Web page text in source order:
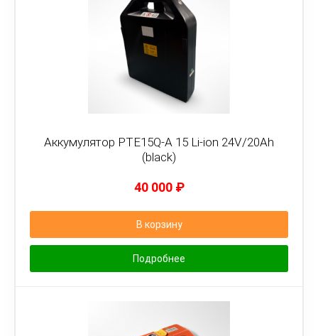
Аккумулятор PTE15Q-A 15 Li-ion 24V/20Ah
(black)
40 000 ₽
В корзину
Подробнее